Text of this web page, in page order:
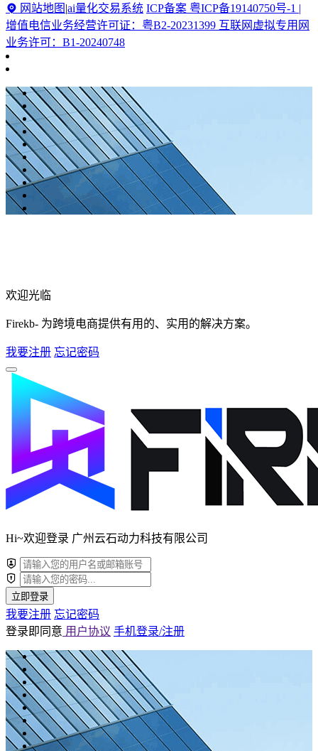
网站地图 |ai量化交易系统 ICP备案 粤ICP备19140750号-1 |
增值电信业务经营许可证：粤B2-20231399 互联网虚拟专用网
业务许可：B1-20240748
欢迎光临
Firekb- 为跨境电商提供有用的、实用的解决方案。
我要注册 忘记密码
Hi~欢迎登录 广州云石动力科技有限公司
立即登录
我要注册 忘记密码
登录即同意 用户协议 手机登录/注册